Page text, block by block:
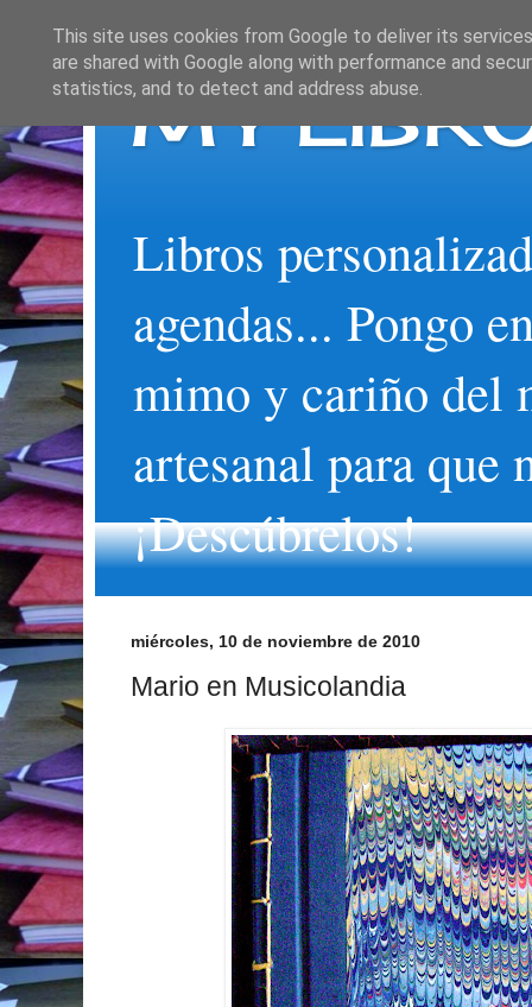
MY
Libros
agendas... Pongo
mimo y cariño del
artesanal para que
¡Descúbrelos!
miércoles, 10 de noviembre de 2010
Mario en Musicolandia
This site uses cookies from Google to deliver its
are shared with Google along with performance and
statistics, and to detect and address abuse.